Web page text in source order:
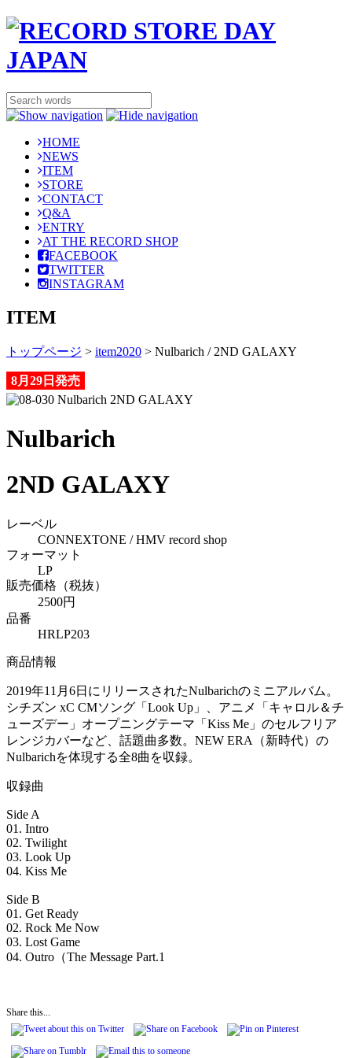
HOME
NEWS
ITEM
STORE
CONTACT
Q&A
ENTRY
AT THE RECORD SHOP
FACEBOOK
TWITTER
INSTAGRAM
ITEM
トップページ > item2020 > Nulbarich / 2ND GALAXY
8月29日発売
Nulbarich
2ND GALAXY
レーベル
CONNEXTONE / HMV record shop
フォーマット
LP
販売価格（税抜）
2500円
品番
HRLP203
商品情報
2019年11月6日にリリースされたNulbarichのミニアルバム。
シチズン xC CMソング「Look Up」、アニメ「キャロル＆チ
ューズデー」オープニングテーマ「Kiss Me」のセルフリア
レンジカバーなど、話題曲多数。NEW ERA（新時代）の
Nulbarichを体現する全8曲を収録。
収録曲
Side A
01. Intro
02. Twilight
03. Look Up
04. Kiss Me
Side B
01. Get Ready
02. Rock Me Now
03. Lost Game
04. Outro（The Message Part.1
Share this...